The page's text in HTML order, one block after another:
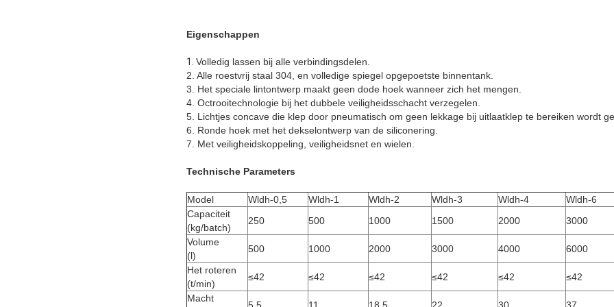
Eigenschappen
1. Volledig lassen bij alle verbindingsdelen.
2. Alle roestvrij staal 304, en volledige spiegel opgepoetste binnentank.
3. Het speciale lintontwerp maakt geen dode hoek wanneer zich het mengen.
4. Octrooitechnologie bij het dubbele veiligheidsschacht verzegelen.
5. Lichtjes concave die klep door pneumatisch om geen lekkage bij uitlaatklep te bereiken wordt
6. Ronde hoek met het dekselontwerp van de siliconering.
7. Met veiligheidskoppeling, veiligheidsnet en wielen.
Technische Parameters
Model Wldh-0,5 Wldh-1 Wldh-2 Wldh-3 Wldh-4
Wldh-6
Capaciteit
(kg/batch)
250 500 1000 1500 2000
3000
Volume
(l)
500 1000 2000 3000 4000
6000
Het roteren
(t/min)
≤42 ≤42 ≤42 ≤42 ≤42
≤42
Macht